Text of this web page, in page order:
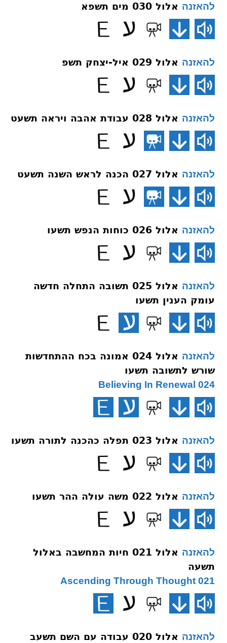
להאזנה אלול 030 מים תשפא
להאזנה אלול 029 איל-יצחק תשפ
להאזנה אלול 028 עבודת אהבה ויראה תשעט
להאזנה אלול 027 הכנה לראש השנה תשעט
להאזנה אלול 026 כוחות הנפש תשעו
להאזנה
אלול 025 תשובה התחלה חדשה
עומק הענין תשעו
להאזנה
אלול 024 אמונה בכח ההתחדשות
שורש לתשובה תשעו
024 Believing In Renewal
להאזנה אלול 023 תפלה כהכנה לתורה תשעו
להאזנה אלול 022 משה עולה ההר תשעו
להאזנה
אלול 021 חיות המחשבה באלול
תשעה
021 Ascending Through Thought
להאזנה אלול 020 עבודה עם השם תשעב